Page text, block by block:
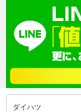
ダイハツ